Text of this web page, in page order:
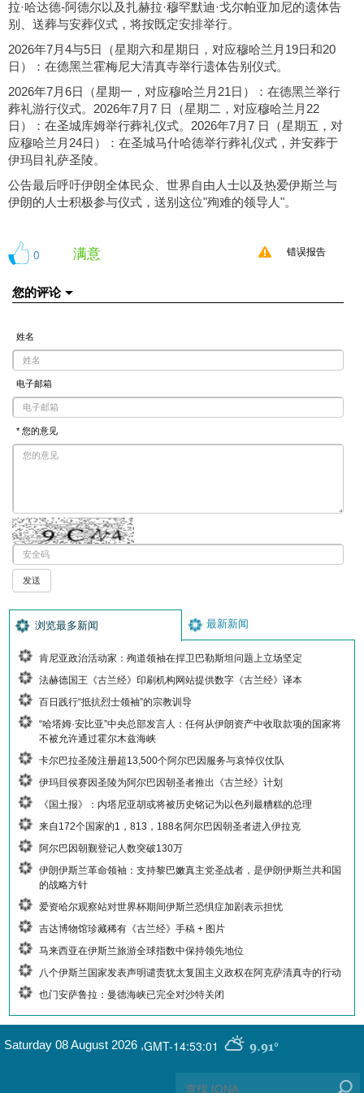
拉·哈达德-阿德尔以及扎赫拉·穆罕默迪·戈尔帕亚加尼的遗体告
别、送葬与安葬仪式，将按既定安排举行。
2026年7月4与5日（星期六和星期日，对应穆哈兰月19日和20
日）：在德黑兰霍梅尼大清真寺举行遗体告别仪式。
2026年7月6日（星期一，对应穆哈兰月21日）：在德黑兰举行
葬礼游行仪式。2026年7月7 日（星期二，对应穆哈兰月22
日）：在圣城库姆举行葬礼仪式。2026年7月7 日（星期五，对
应穆哈兰月24日）：在圣城马什哈德举行葬礼仪式，并安葬于
伊玛目礼萨圣陵。
公告最后呼吁伊朗全体民众、世界自由人士以及热爱伊斯兰与
伊朗的人士积极参与仪式，送别这位"殉难的领导人"。
0 满意 错误报告
您的评论
姓名
电子邮箱
* 您的意见
浏览最多新闻 最新新闻
肯尼亚政治活动家：殉道领袖在捍卫巴勒斯坦问题上立场坚定
法赫德国王《古兰经》印刷机构网站提供数字《古兰经》译本
百日践行“抵抗烈士领袖”的宗教训导
“哈塔姆·安比亚”中央总部发言人：任何从伊朗资产中收取款项的国家将
不被允许通过霍尔木兹海峡
卡尔巴拉圣陵注册超13,500个阿尔巴因服务与哀悼仪仗队
伊玛目侯赛因圣陵为阿尔巴因朝圣者推出《古兰经》计划
《国土报》：内塔尼亚胡或将被历史铭记为以色列最糟糕的总理
来自172个国家的1，813，188名阿尔巴因朝圣者进入伊拉克
阿尔巴因朝觐登记人数突破130万
伊朗伊斯兰革命领袖：支持黎巴嫩真主党圣战者，是伊朗伊斯兰共和国
的战略方针
爱资哈尔观察站对世界杯期间伊斯兰恐惧症加剧表示担忧
吉达博物馆珍藏稀有《古兰经》手稿 + 图片
马来西亚在伊斯兰旅游全球指数中保持领先地位
八个伊斯兰国家发表声明谴责犹太复国主义政权在阿克萨清真寺的行动
也门安萨鲁拉：曼德海峡已完全对沙特关闭
GMT-14:53:01 9.91°
Saturday 08 August 2026 ,